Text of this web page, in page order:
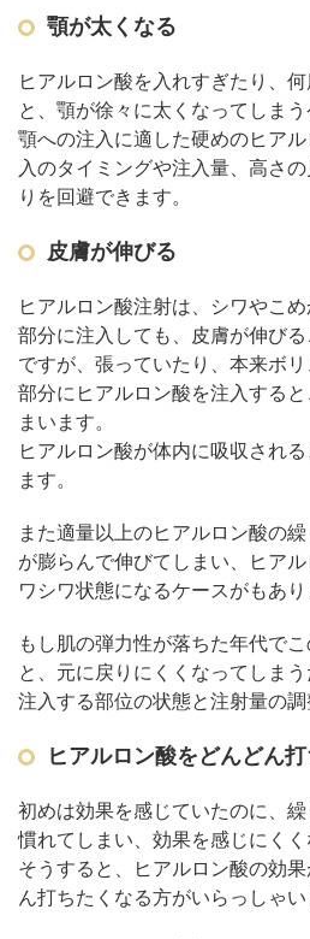
顎が太くなる
ヒアルロン酸を入れすぎたり、
と、顎が徐々に太くなってしまう
顎への注入に適した硬めのヒア
入のタイミングや注入量、高さ
りを回避できます。
皮膚が伸びる
ヒアルロン酸注射は、シワやこ
部分に注入しても、皮膚が伸びる
ですが、張っていたり、本来ボ
部分にヒアルロン酸を注入する
まいます。
ヒアルロン酸が体内に吸収され
ます。
また適量以上のヒアルロン酸の
が膨らんで伸びてしまい、ヒア
ワシワ状態になるケースがもあり
もし肌の弾力性が落ちた年代で
と、元に戻りにくくなってしまう
注入する部位の状態と注射量の調
ヒアルロン酸をどんどん
初めは効果を感じていたのに、
慣れてしまい、効果を感じにくく
そうすると、ヒアルロン酸の効
ん打ちたくなる方がいらっしゃい